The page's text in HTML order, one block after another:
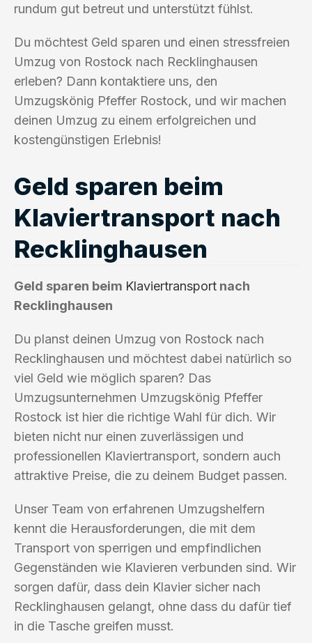
rundum gut betreut und unterstützt fühlst.
Du möchtest Geld sparen und einen stressfreien
Umzug von Rostock nach Recklinghausen
erleben? Dann kontaktiere uns, den
Umzugskönig Pfeffer Rostock, und wir machen
deinen Umzug zu einem erfolgreichen und
kostengünstigen Erlebnis!
Geld sparen beim
Klaviertransport nach
Recklinghausen
Geld sparen beim Klaviertransport nach
Recklinghausen
Du planst deinen Umzug von Rostock nach
Recklinghausen und möchtest dabei natürlich so
viel Geld wie möglich sparen? Das
Umzugsunternehmen Umzugskönig Pfeffer
Rostock ist hier die richtige Wahl für dich. Wir
bieten nicht nur einen zuverlässigen und
professionellen Klaviertransport, sondern auch
attraktive Preise, die zu deinem Budget passen.
Unser Team von erfahrenen Umzugshelfern
kennt die Herausforderungen, die mit dem
Transport von sperrigen und empfindlichen
Gegenständen wie Klavieren verbunden sind. Wir
sorgen dafür, dass dein Klavier sicher nach
Recklinghausen gelangt, ohne dass du dafür tief
in die Tasche greifen musst.